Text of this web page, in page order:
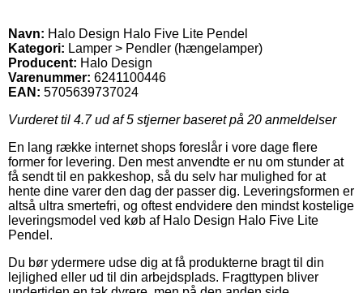
Navn: Halo Design Halo Five Lite Pendel
Kategori: Lamper > Pendler (hængelamper)
Producent: Halo Design
Varenummer: 6241100446
EAN: 5705639737024
Vurderet til 4.7ud af 5 stjerner baseret på 20 anmeldelser
En lang række internet shops foreslår i vore dage flere
former for levering. Den mest anvendte er nu om stunder at
få sendt til en pakkeshop, så du selv har mulighed for at
hente dine varer den dag der passer dig. Leveringsformen er
altså ultra smertefri, og oftest endvidere den mindst kostelige
leveringsmodel ved køb af Halo Design Halo Five Lite
Pendel.
Du bør ydermere udse dig at få produkterne bragt til din
lejlighed eller ud til din arbejdsplads. Fragttypen bliver